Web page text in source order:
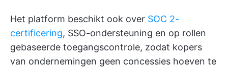
Het platform beschikt ook over SOC 2-
certificering, SSO-ondersteuning en op rollen
gebaseerde toegangscontrole, zodat kopers
van ondernemingen geen concessies hoeven te